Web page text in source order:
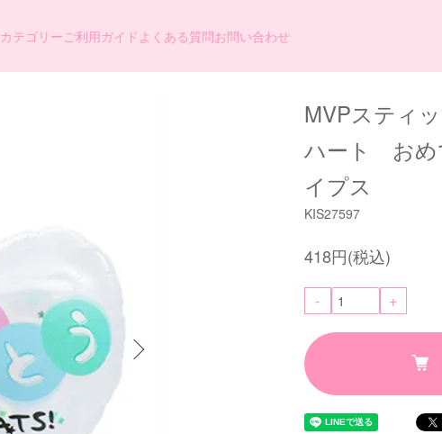
カテゴリー ご利用ガイド よくある質問お問い合わせ
MVPスティ
ハート おめ
イプス
KIS27597
418円(税込)
- +